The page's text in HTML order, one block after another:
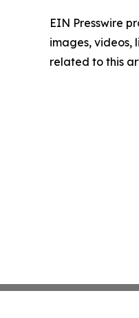
EIN Presswire
images, videos,
related to this